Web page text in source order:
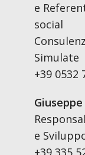
e
social
Simulate
+39 0532
e
+39 335